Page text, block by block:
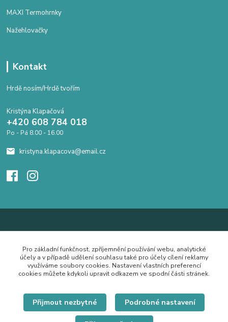
MAXI Termohrnky
Nažehlovačky
Kontakt
Hrdě nosím/Hrdě tvořím
Kristýna Klapačová
+420 608 784 018
Po - Pá 8.00 - 16.00
kristyna.klapacova@email.cz
Pro základní funkčnost, zpříjemnění používání webu, analytické
účely a v případě udělení souhlasu také pro účely cílení reklamy
využíváme soubory cookies. Nastavení vlastních preferencí
cookies můžete kdykoli upravit odkazem ve spodní části stránek.
Přijmout nezbytné Podrobné nastavení